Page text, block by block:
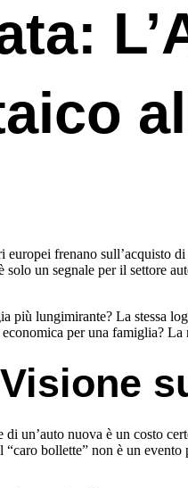
frenano sull’acquisto
un segnale per il settore
più lungimirante? La stessa
per una famiglia? La
nuova è un costo
bollette” non è un evento